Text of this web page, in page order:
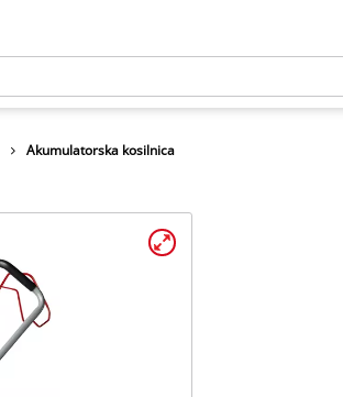
Akumulatorska kosilnica